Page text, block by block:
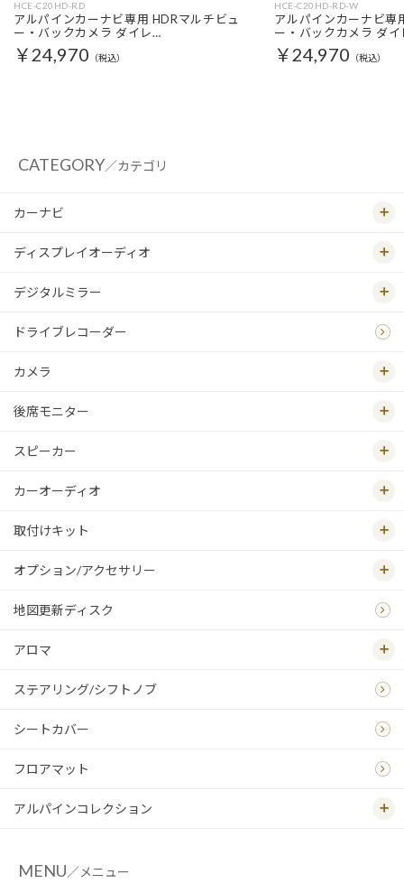
HCE-C20HD-RD
アルパインカーナビ専用 HDRマルチビュ
ー・バックカメラ ダイレ…
￥24,970 （税込）
HCE-C20HD-RD-W
アルパインカーナビ専
ー・バックカメラ ダ
￥24,970 （税込）
CATEGORY／カテゴリ
カーナビ
ディスプレイオーディオ
デジタルミラー
ドライブレコーダー
カメラ
後席モニター
スピーカー
カーオーディオ
取付けキット
オプション/アクセサリー
地図更新ディスク
アロマ
ステアリング/シフトノブ
シートカバー
フロアマット
アルパインコレクション
MENU／メニュー